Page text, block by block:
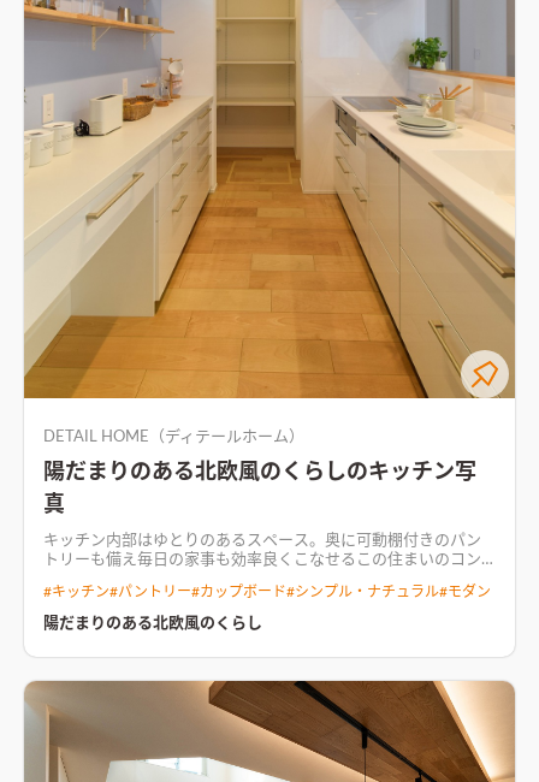
DETAIL HOME（ディテールホーム）
陽だまりのある北欧風のくらしのキッチン写
真
キッチン内部はゆとりのあるスペース。奥に可動棚付きのパン
トリーも備え毎日の家事も効率良くこなせる この住まいのコン
と、白をベースにナチュラルな色合いを取り入れた室内。 南に
面した庭には家庭菜園スペースを計画し、LDKからもその様子
にもこだわり、HEAT20G1グレードの性能と床暖房を取り入れ
明るさと陽だまりが生まれる空間。 インテリアだけではなく性
能にもこだわった、暖かい北欧の住まい。白を基調に、ナチュ
ラルカラーで彩られた明るいLDK白を基調に、ナチュラルカラ
ーで彩られた明るいLDK。ダクトレールやスポットライトの
黒、階段のグレーがアクセントとなり空間を引き締める
#キッチン#パントリー#カップボード#シンプル・ナチュラル#モダン
陽だまりのある北欧風のくらし